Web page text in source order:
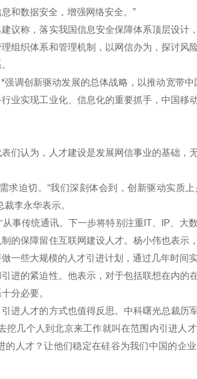
和数据安全，增强网络安全。”
称，落实我国信息安全保障体系顶层设计
组织体系和管理机制，以网信办为，探讨风
调创新驱动发展的总体战略，以推动宽带中
业实现工业化、信息化的重要抓手，中国移
认为，人才建设是发展网信事业的基础，
迫切。“我们深刻体会到，创新驱动实质上
李永华表示。
传统通讯。下一步将特别注重IT、IP、大
的保障留住互联网建设人才。杨小伟也表示
一些大规模的人才引进计划，通过几年时间
的紧迫性。他表示，对于包括联想在内的在
分必要。
人才的方式也值得反思。中科曙光总裁历
挖几个人到北京来工作就叫在范围内引进人
人才？让他们稳定在硅谷为我们中国的企